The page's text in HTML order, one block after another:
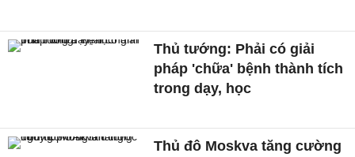
Thủ tướng: Phải có giải
pháp 'chữa' bệnh thành tích
trong dạy, học
Thủ đô Moskva tăng cường